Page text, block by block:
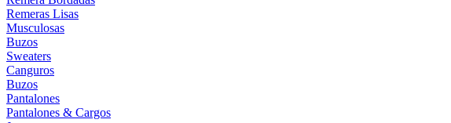
Remeras Lisas
Musculosas
Buzos
Sweaters
Canguros
Buzos
Pantalones
Pantalones & Cargos